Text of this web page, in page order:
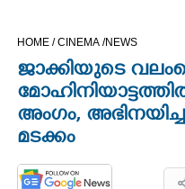
OPINION
HOME /CINEMA /NEWS
ജാക്കിയുടെ
അംഗം,
മടക്കം